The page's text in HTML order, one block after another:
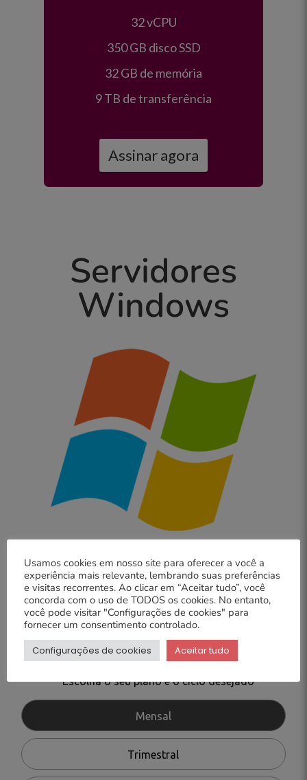
32 vCPU
350 GB disco SSD
32 GB de memória
9 TB de transferência
Assinar agora
Servidores
Windows
Quatro opções de servidores Windowscom diferentes
configurações de hardware para que você escolha a melhor
relação entre
desempenho e custo para o seu projeto.
Escolha o seu plano e o ciclo desejado
Mensal
Trimestral
Usamos cookies em nosso site para oferecer a você a
experiência mais relevante, lembrando suas preferências
e visitas recorrentes. Ao clicar em “Aceitar tudo”, você
concorda com o uso de TODOS os cookies. No entanto,
você pode visitar "Configurações de cookies" para
fornecer um consentimento controlado.
Configurações de cookies Aceitar tudo